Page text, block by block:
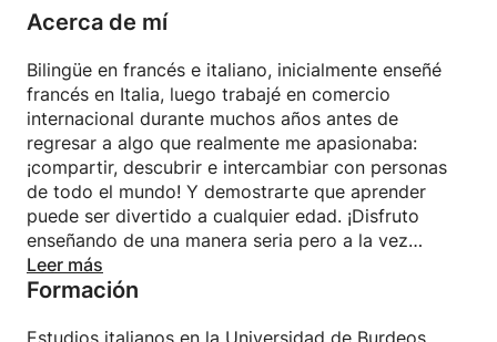
Acerca de mí
Bilingüe en francés e italiano, inicialmente enseñé
francés en Italia, luego trabajé en comercio
internacional durante muchos años antes de
regresar a algo que realmente me apasionaba:
¡compartir, descubrir e intercambiar con personas
de todo el mundo! Y demostrarte que aprender
puede ser divertido a cualquier edad. ¡Disfruto
enseñando de una manera seria pero a la vez
amena! Valoro a los estudiantes comprometidos que
están dispuestos a hacer tareas (¡sí, son necesarias!)
clase debe ser un placer para ti!
Leer más
Formación
Estudios italianos en la Universidad de Burdeos